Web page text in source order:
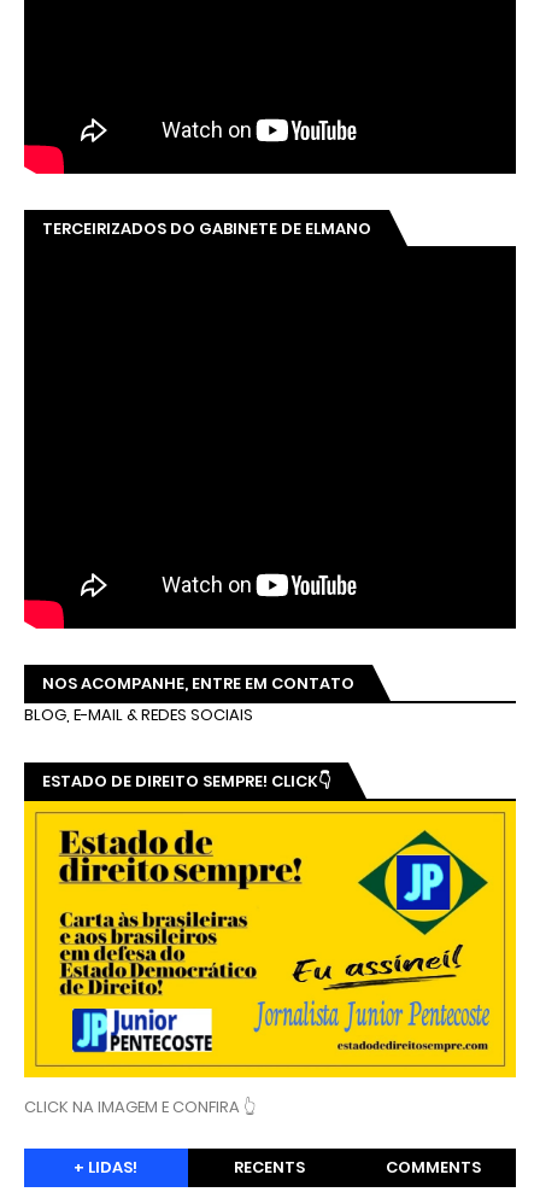
TERCEIRIZADOS DO GABINETE DE ELMANO
NOS ACOMPANHE, ENTRE EM CONTATO
BLOG, E-MAIL & REDES SOCIAIS
ESTADO DE DIREITO SEMPRE! CLICK👇
CLICK NA IMAGEM E CONFIRA 👆
+ LIDAS! RECENTS COMMENTS